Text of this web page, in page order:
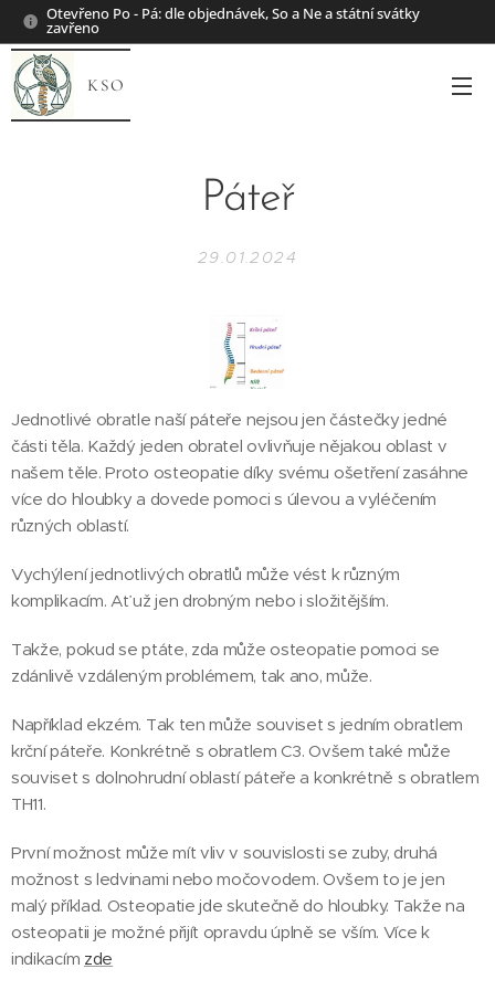
Otevřeno Po - Pá: dle objednávek, So a Ne a státní svátky
zavřeno
KSO
Páteř
29.01.2024
Jednotlivé obratle naší páteře nejsou jen částečky jedné
části těla. Každý jeden obratel ovlivňuje nějakou oblast v
našem těle. Proto osteopatie díky svému ošetření zasáhne
více do hloubky a dovede pomoci s úlevou a vyléčením
různých oblastí.
Vychýlení jednotlivých obratlů může vést k různým
komplikacím. Ať už jen drobným nebo i složitějším.
Takže, pokud se ptáte, zda může osteopatie pomoci se
zdánlivě vzdáleným problémem, tak ano, může.
Například ekzém. Tak ten může souviset s jedním obratlem
krční páteře. Konkrétně s obratlem C3. Ovšem také může
souviset s dolnohrudní oblastí páteře a konkrétně s obratlem
TH11.
První možnost může mít vliv v souvislosti se zuby, druhá
možnost s ledvinami nebo močovodem. Ovšem to je jen
malý příklad. Osteopatie jde skutečně do hloubky. Takže na
osteopatii je možné přijít opravdu úplně se vším. Více k
indikacím zde